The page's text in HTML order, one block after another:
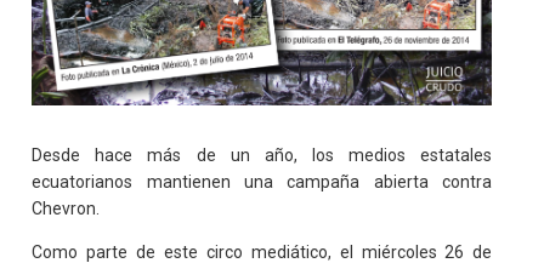
Desde hace más de un año, los medios estatales
ecuatorianos mantienen una campaña abierta contra
Chevron.
Como parte de este circo mediático, el miércoles 26 de